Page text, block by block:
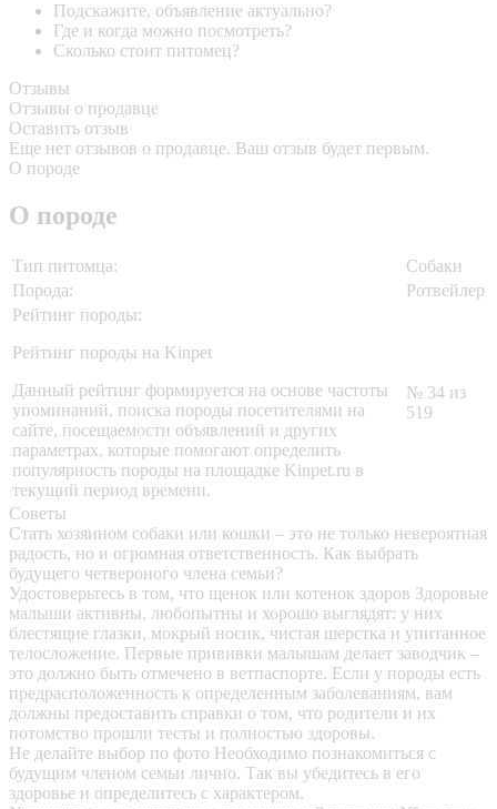
Подскажите, объявление актуально?
Где и когда можно посмотреть?
Сколько стоит питомец?
Отзывы
Отзывы о продавце
Оставить отзыв
Еще нет отзывов о продавце. Ваш отзыв будет первым.
О породе
О породе
Тип питомца:
Собаки
Порода:
Ротвейлер
Рейтинг породы:
Рейтинг породы на Kinpet
Данный рейтинг формируется на основе частоты
упоминаний, поиска породы посетителями на
сайте, посещаемости объявлений и других
параметрах, которые помогают определить
популярность породы на площадке Kinpet.ru в
текущий период времени.
№ 34 из
519
Советы
Стать хозяином собаки или кошки – это не только невероятная
радость, но и огромная ответственность. Как выбрать
будущего четвероного члена семьи?
Удостоверьтесь в том, что щенок или котенок здоров Здоровые
малыши активны, любопытны и хорошо выглядят: у них
блестящие глазки, мокрый носик, чистая шерстка и упитанное
телосложение. Первые прививки малышам делает заводчик –
это должно быть отмечено в ветпаспорте. Если у породы есть
предрасположенность к определенным заболеваниям, вам
должны предоставить справки о том, что родители и их
потомство прошли тесты и полностью здоровы.
Не делайте выбор по фото Необходимо познакомиться с
будущим членом семьи лично. Так вы убедитесь в его
здоровье и определитесь с характером.